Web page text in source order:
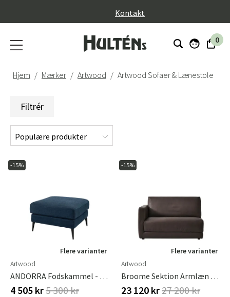
Kontakt
0
Hjem Mærker Artwood Artwood Sofaer & Lænestole
Filtrér
-15%
Flere varianter
Artwood
ANDORRA Fodskammel - Simpelthen Dyb Blå
4 505 kr5 300 kr
-15%
Flere varianter
Artwood
Broome Sektion Armlæn Venstre Espresso
23 120 kr27 200 kr